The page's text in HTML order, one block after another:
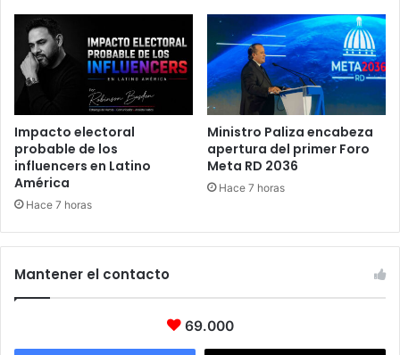
Impacto electoral
probable de los
influencers en Latino
América
Hace 7 horas
Ministro Paliza encabeza
apertura del primer Foro
Meta RD 2036
Hace 7 horas
Mantener el contacto
69.000